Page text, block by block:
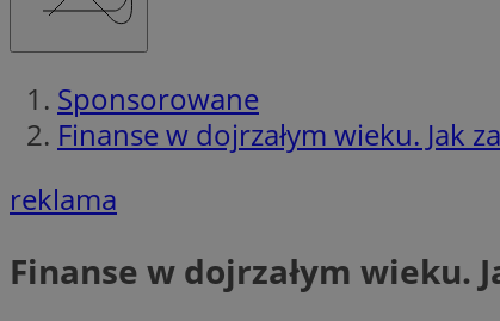
Sponsorowane
Finanse w dojrzałym wieku. Jak
reklama
Finanse w dojrzałym wieku.